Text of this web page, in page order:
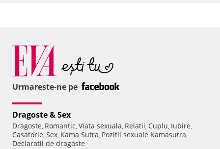
Urmareste-ne pe
Dragoste & Sex
Dragoste, Romantic, Viata sexuala, Relatii, Cuplu, Iubire,
Casatorie, Sex, Kama Sutra, Pozitii sexuale Kamasutra,
Declaratii de dragoste